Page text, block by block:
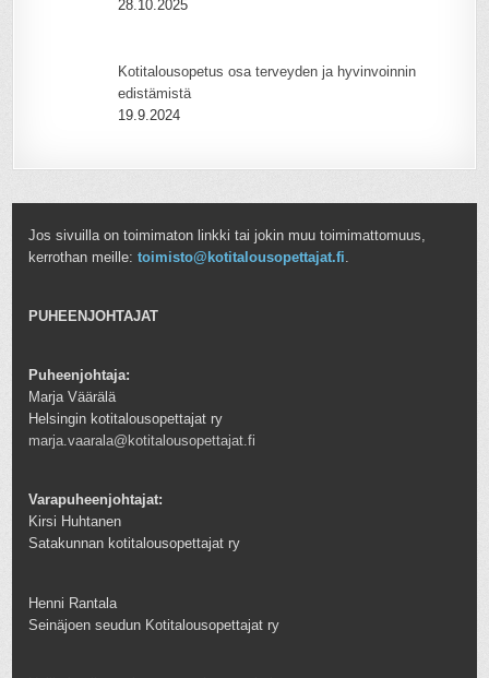
28.10.2025
Kotitalousopetus osa terveyden ja hyvinvoinnin
edistämistä
19.9.2024
Jos sivuilla on toimimaton linkki tai jokin muu toimimattomuus,
kerrothan meille:toimisto@kotitalousopettajat.fi.
PUHEENJOHTAJAT
Puheenjohtaja:
Marja Väärälä
Helsingin kotitalousopettajat ry
marja.vaarala@kotitalousopettajat.fi
Varapuheenjohtajat:
Kirsi Huhtanen
Satakunnan kotitalousopettajat ry
Henni Rantala
Seinäjoen seudun Kotitalousopettajat ry